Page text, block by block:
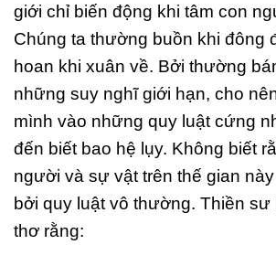
giới chỉ biến động khi tâm con
Chúng ta thường buồn khi đông
hoan khi xuân về. Bởi thường
những suy nghĩ giới hạn, cho
mình vào những quy luật cứng
đến biết bao hệ lụy. Không biết
người và sự vật trên thế gian
bởi quy luật vô thường. Thiền sư
thơ rằng: